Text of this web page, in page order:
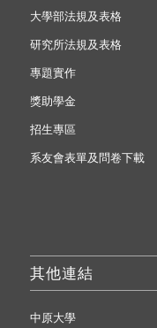
大學部法規及表格
研究所法規及表格
專題實作
獎助學金
招生專區
系友會表單及問卷下載
其他連結
中原大學